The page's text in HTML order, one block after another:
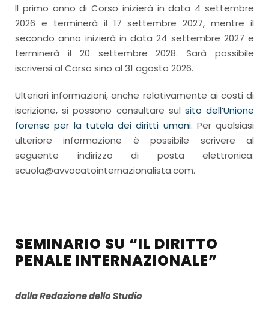
Il primo anno di Corso inizierà in data 4 settembre
2026 e terminerà il 17 settembre 2027, mentre il
secondo anno inizierà in data 24 settembre 2027 e
terminerà il 20 settembre 2028. Sarà possibile
iscriversi al Corso sino al 31 agosto 2026.
Ulteriori informazioni, anche relativamente ai costi di
iscrizione, si possono consultare sul sito dell’Unione
forense per la tutela dei diritti umani. Per qualsiasi
ulteriore informazione è possibile scrivere al
seguente indirizzo di posta elettronica:
scuola@avvocatointernazionalista.com.
SEMINARIO SU “IL DIRITTO
PENALE INTERNAZIONALE”
dalla Redazione dello Studio